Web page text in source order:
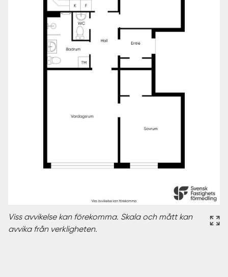
Viss avvikelse kan förekomma. Skala och mått kan
avvika från verkligheten.